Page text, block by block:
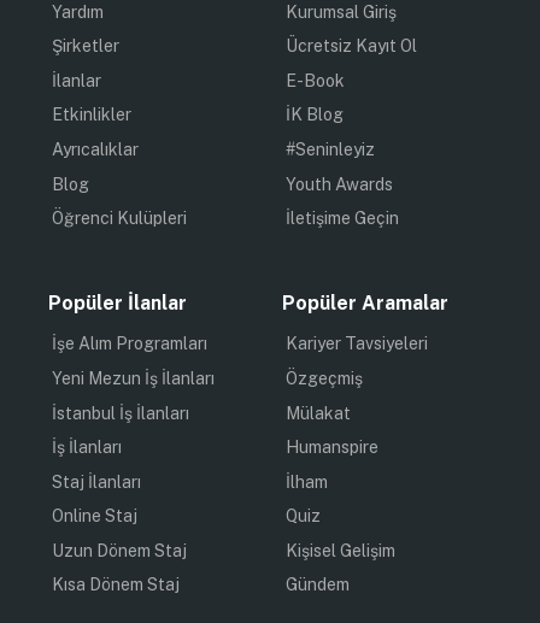
Yardım
Şirketler
İlanlar
Etkinlikler
Ayrıcalıklar
Blog
Öğrenci Kulüpleri
Kurumsal Giriş
Ücretsiz Kayıt Ol
E-Book
İK Blog
#Seninleyiz
Youth Awards
İletişime Geçin
Popüler İlanlar
İşe Alım Programları
Yeni Mezun İş İlanları
İstanbul İş İlanları
İş İlanları
Staj İlanları
Online Staj
Uzun Dönem Staj
Kısa Dönem Staj
Popüler Aramalar
Kariyer Tavsiyeleri
Özgeçmiş
Mülakat
Humanspire
İlham
Quiz
Kişisel Gelişim
Gündem